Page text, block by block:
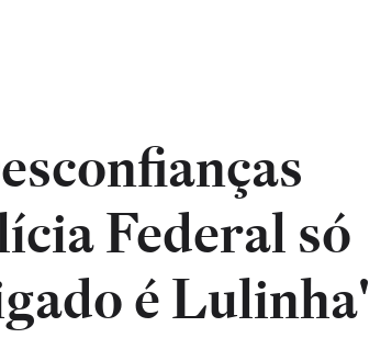
Federal só
é Lulinha'